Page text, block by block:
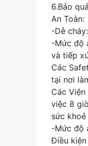
6.Bảo
An Toàn:
-Dễ
-Mức độ
và tiếp
Các
tại nơi
Các
việc 8
sức khoẻ
-Mức độ
Điều